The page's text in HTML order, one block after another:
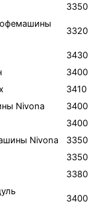
3350
3320
3430
3400
3410
Nivona
3400
3400
Nivona
3350
3350
3380
3400